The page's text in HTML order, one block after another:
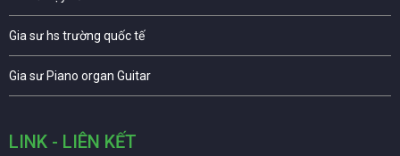
Gia sư hs trường quốc tế
Gia sư Piano organ Guitar
LINK - LIÊN KẾT